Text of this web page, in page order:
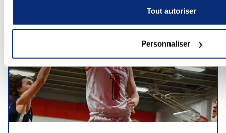
Tout autoriser
Personnaliser